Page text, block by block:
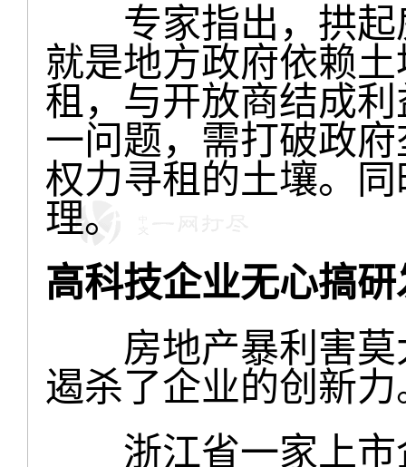
专家指出，拱起
就是地方政府依赖
租，与开放商结成
一问题，需打破政
权力寻租的土壤。
理。
高科技企业无心搞研
房地产暴利害莫
遏杀了企业的创新力
浙江省一家上市